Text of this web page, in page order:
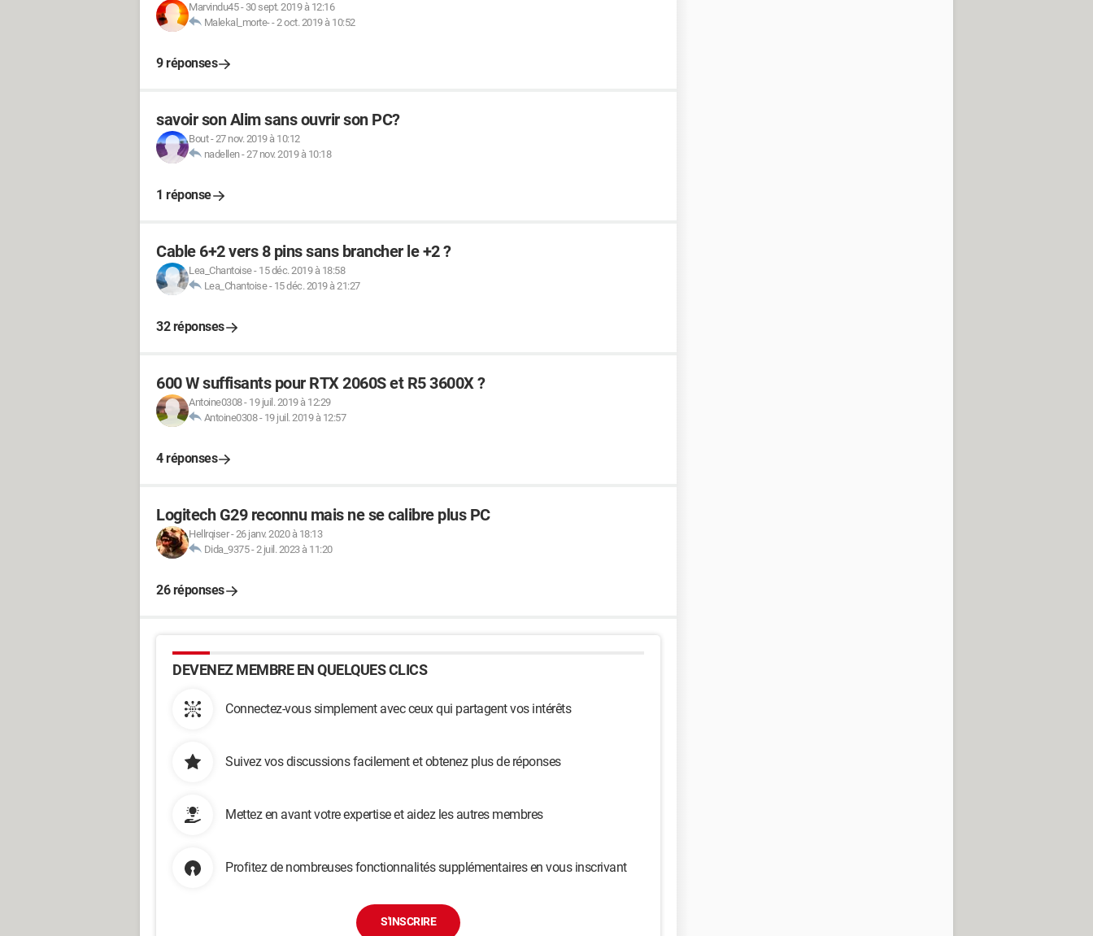
Marvindu45- 30 sept. 2019 à 12:16
Malekal_morte--2 oct. 2019 à 10:52
9 réponses
savoir son Alim sans ouvrir son PC?
Bout-27 nov. 2019 à 10:12
nadellen-27 nov. 2019 à 10:18
1 réponse
Cable 6+2 vers 8 pins sans brancher le +2 ?
Lea_Chantoise- 15 déc. 2019 à 18:58
Lea_Chantoise- 15 déc. 2019 à 21:27
32 réponses
600 W suffisants pour RTX 2060S et R5 3600X ?
Antoine0308- 19 juil. 2019 à 12:29
Antoine0308- 19 juil. 2019 à 12:57
4 réponses
Logitech G29 reconnu mais ne se calibre plus PC
Hellrqiser-26 janv. 2020 à 18:13
Dida_9375-2 juil. 2023 à 11:20
26 réponses
DEVENEZ MEMBRE EN QUELQUES CLICS
Connectez-vous simplement avec ceux qui partagent vos intérêts
Suivez vos discussions facilement et obtenez plus de réponses
Mettez en avant votre expertise et aidez les autres membres
Profitez de nombreuses fonctionnalités supplémentaires en vous inscrivant
S'INSCRIRE